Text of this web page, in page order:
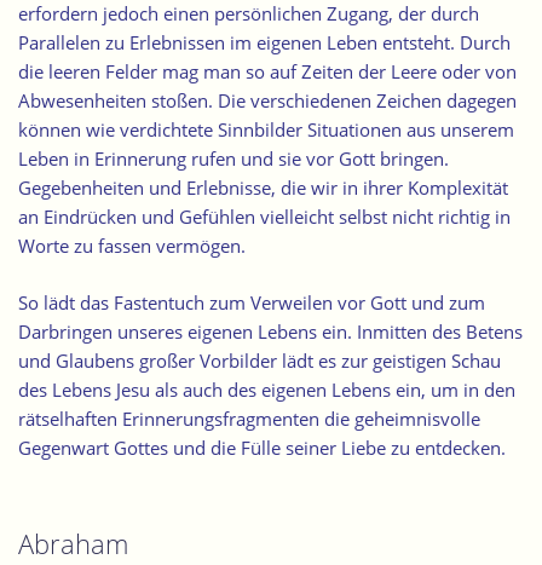
erfordern jedoch einen persönlichen Zugang, der durch
Parallelen zu Erlebnissen im eigenen Leben entsteht. Durch
die leeren Felder mag man so auf Zeiten der Leere oder von
Abwesenheiten stoßen. Die verschiedenen Zeichen dagegen
können wie verdichtete Sinnbilder Situationen aus unserem
Leben in Erinnerung rufen und sie vor Gott bringen.
Gegebenheiten und Erlebnisse, die wir in ihrer Komplexität
an Eindrücken und Gefühlen vielleicht selbst nicht richtig in
Worte zu fassen vermögen.
So lädt das Fastentuch zum Verweilen vor Gott und zum
Darbringen unseres eigenen Lebens ein. Inmitten des Betens
und Glaubens großer Vorbilder lädt es zur geistigen Schau
des Lebens Jesu als auch des eigenen Lebens ein, um in den
rätselhaften Erinnerungsfragmenten die geheimnisvolle
Gegenwart Gottes und die Fülle seiner Liebe zu entdecken.
Abraham